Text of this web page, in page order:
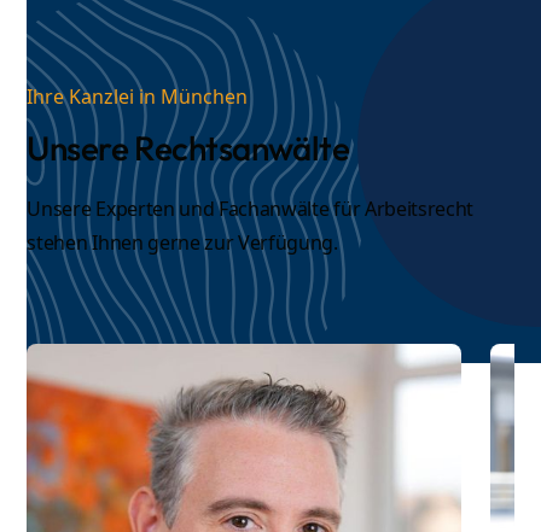
Ihre Kanzlei in München
Unsere Rechtsanwälte
Unsere Experten undFachanwälte für Arbeitsrecht
stehen Ihnen gerne zur Verfügung.